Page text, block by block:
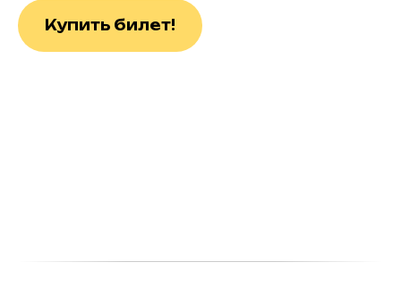
Купить билет!